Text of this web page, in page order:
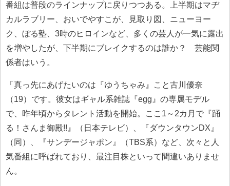
番組は普段のラインナップに戻りつつある。上半期はマヂ
カルラブリー、おいでやすこが、見取り図、ニューヨー
ク、ぼる塾、3時のヒロインなど、多くの芸人が一気に露出
を増やしたが、下半期にブレイクするのは誰か？ 芸能関
係者はいう。
「真っ先にあげたいのは『ゆうちゃみ』こと古川優奈
（19）です。彼女はギャル系雑誌『egg』の専属モデル
で、昨年頃からタレント活動を開始。ここ1～2カ月で『踊
る！さんま御殿!!』（日本テレビ）、『ダウンタウンDX』
（同）、『サンデージャポン』（TBS系）など、次々と人
気番組に呼ばれており、最注目株といって間違いありませ
ん。